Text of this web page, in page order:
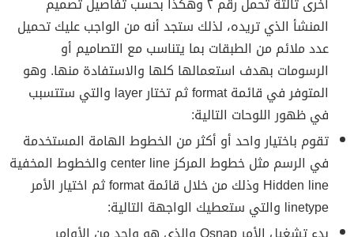
المنشأ الذي تريده، لذلك ستجد أنه من الواجب عليك تحميل
عدد ملائم من الطبقات بما يتناسب مع التصاميم أو
الرسومات بهدف استعمالها كلها والاستفادة منها. وهو
المتوفر في قائمة format ثم تختار layer والتي ستتسبب
في ظهور اللوحات التالية:
تقوم باختيار واحد أو أكثر من الخطوط الهامة المستخدمة
في الرسم مثل خطوط المركز center line والخطوط المخفية
Hidden line وذلك من خلال قائمة format ثم اختيار الأمر
linetype والتي ستعطيك الواجهة التالية: